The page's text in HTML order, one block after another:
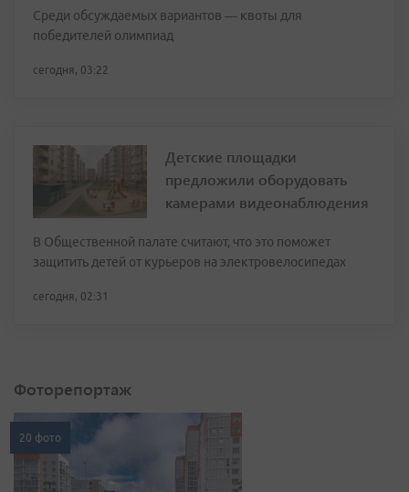
Среди обсуждаемых вариантов — квоты для
победителей олимпиад
сегодня, 03:22
Детские площадки
предложили оборудовать
камерами видеонаблюдения
В Общественной палате считают, что это поможет
защитить детей от курьеров на электровелосипедах
сегодня, 02:31
Фоторепортаж
20 фото